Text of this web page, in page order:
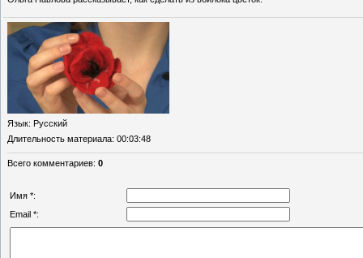
Язык: Русский
Длительность материала: 00:03:48
Всего комментариев: 0
Имя *:
Email *: